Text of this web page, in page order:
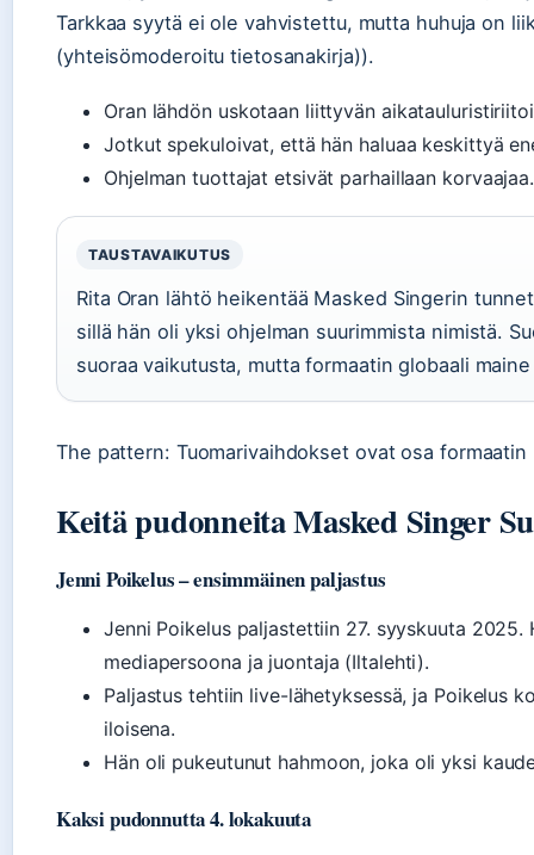
Tarkkaa syytä ei ole vahvistettu, mutta huhuja on
(yhteisömoderoitu tietosanakirja)).
Oran lähdön uskotaan liittyvän
Jotkut spekuloivat, että hän haluaa keskittyä
Ohjelman tuottajat etsivät parhaillaan korvaajaa.
TAUSTAVAIKUTUS
Rita Oran lähtö heikentää Masked Singerin
sillä hän oli yksi ohjelman suurimmista nimistä.
suoraa vaikutusta, mutta formaatin globaali
The pattern: Tuomarivaihdokset ovat osa
Keitä pudonneita Masked Singer
Jenni Poikelus – ensimmäinen paljastus
Jenni Poikelus paljastettiin 27. syyskuuta 2025.
mediapersoona ja juontaja (Iltalehti).
Paljastus tehtiin live-lähetyksessä, ja Poikelus
iloisena.
Hän oli pukeutunut hahmoon, joka oli yksi
Kaksi pudonnutta 4. lokakuuta